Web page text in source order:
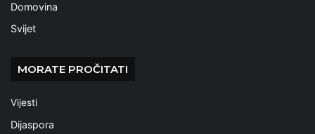
Domovina
Svijet
MORATE PROČITATI
Vijesti
Dijaspora